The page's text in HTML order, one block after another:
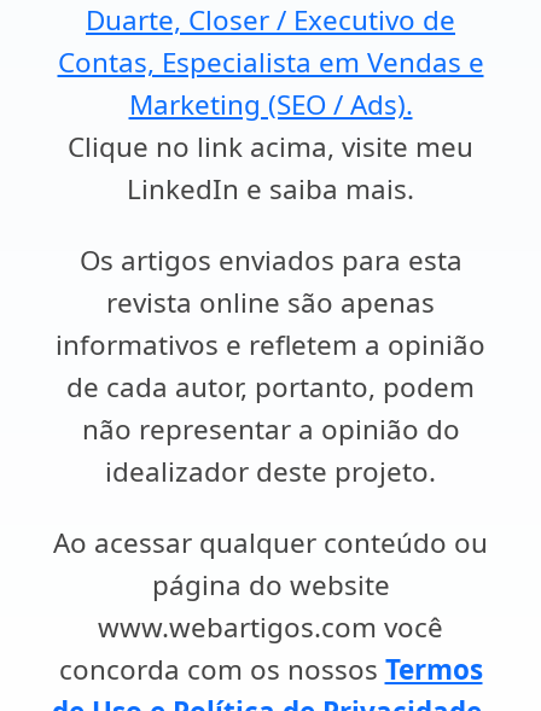
Duarte, Closer / Executivo de
Contas, Especialista em Vendas e
Marketing (SEO / Ads).
Clique no link acima, visite meu
LinkedIn e saiba mais.
Os artigos enviados para esta
revista online são apenas
informativos e refletem a opinião
de cada autor, portanto, podem
não representar a opinião do
idealizador deste projeto.
Ao acessar qualquer conteúdo ou
página do website
www.webartigos.com você
concorda com os nossos Termos